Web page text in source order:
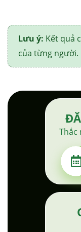
Lưu ý: Kết quả
của từng người.
Thắc